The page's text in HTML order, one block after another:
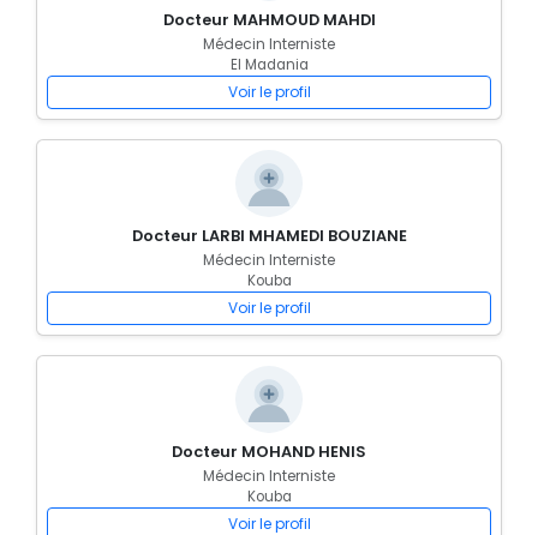
Docteur MAHMOUD MAHDI
Médecin Interniste
El Madania
Voir le profil
Docteur LARBI MHAMEDI BOUZIANE
Médecin Interniste
Kouba
Voir le profil
Docteur MOHAND HENIS
Médecin Interniste
Kouba
Voir le profil